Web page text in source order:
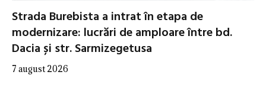
Strada Burebista a intrat în etapa de
modernizare: lucrări de amploare între bd.
Dacia și str. Sarmizegetusa
7 august 2026